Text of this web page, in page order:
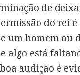
de
do rei é
um homem ou
algo está
audição é